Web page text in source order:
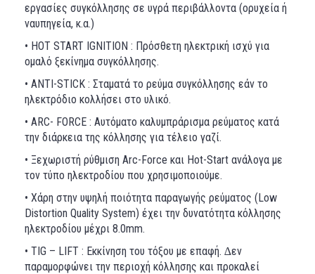
εργασίες συγκόλλησης σε υγρά περιβάλλοντα (ορυχεία ή
ναυπηγεία, κ.α.)
• HOT START IGNITION : Πρόσθετη ηλεκτρική ισχύ για
ομαλό ξεκίνημα συγκόλλησης.
• ANTI-STICK : Σταματά το ρεύμα συγκόλλησης εάν το
ηλεκτρόδιο κολλήσει στο υλικό.
• ARC- FORCE : Αυτόματο καλυμπράρισμα ρεύματος κατά
την διάρκεια της κόλλησης για τέλειο γαζί.
• Ξεχωριστή ρύθμιση Arc-Force και Hot-Start ανάλογα με
τον τύπο ηλεκτροδίου που χρησιμοποιούμε.
• Χάρη στην υψηλή ποιότητα παραγωγής ρεύματος (Low
Distortion Quality System) έχει την δυνατότητα κόλλησης
ηλεκτροδίου μέχρι 8.0mm.
• TIG – LIFT : Εκκίνηση του τόξου με επαφή. ∆εν
παραμορφώνει την περιοχή κόλλησης και προκαλεί